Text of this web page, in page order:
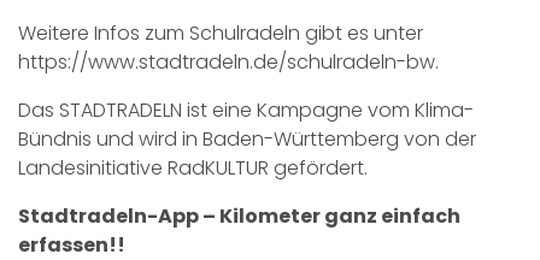
Weitere Infos zum Schulradeln gibt es unter
https://www.stadtradeln.de/schulradeln-bw.
Das STADTRADELN ist eine Kampagne vom Klima-
Bündnis und wird in Baden-Württemberg von der
Landesinitiative RadKULTUR gefördert.
Stadtradeln-App – Kilometer ganz einfach
erfassen!!